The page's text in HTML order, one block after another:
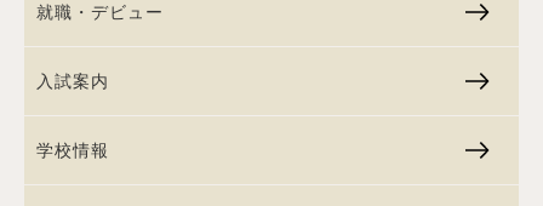
就職・デビュー
入試案内
学校情報